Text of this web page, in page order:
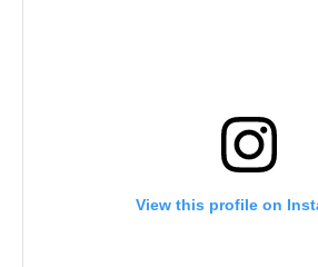
View this profile on